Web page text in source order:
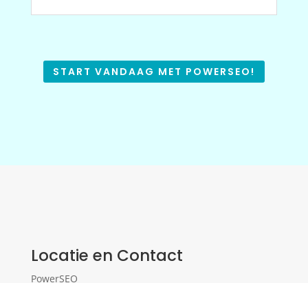
START VANDAAG MET POWERSEO!
Locatie en Contact
PowerSEO